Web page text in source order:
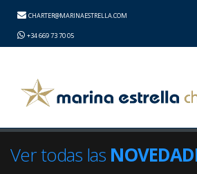
CHARTER@MARINAESTRELLA.COM
+34 669 73 70 05
Ver todas las